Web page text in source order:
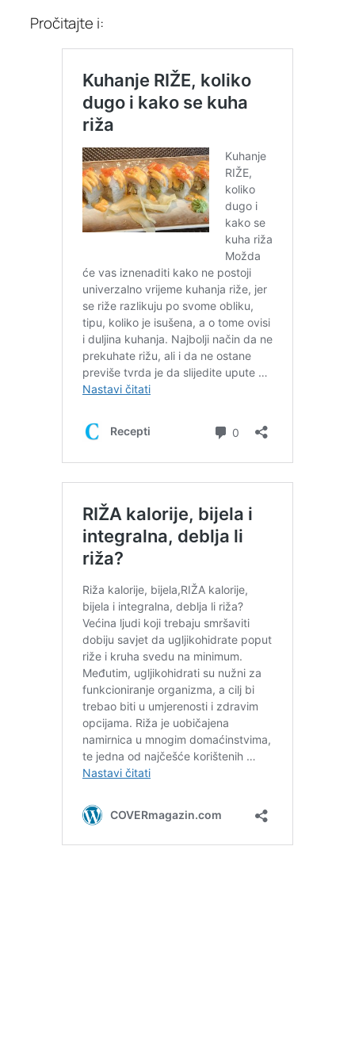
Pročitajte i: